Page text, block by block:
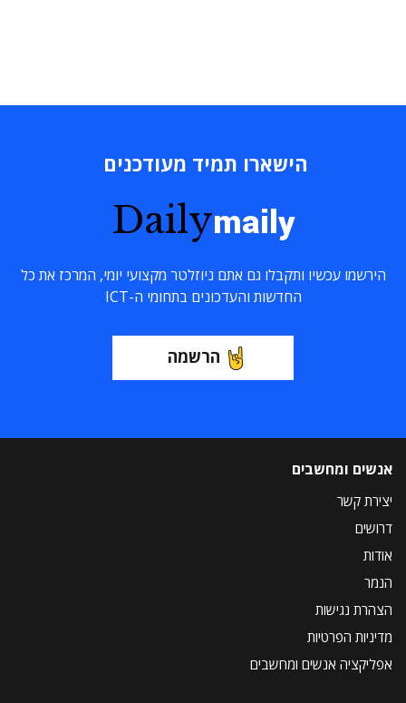
הישארו תמיד מעודכנים
Dailymaily
הירשמו עכשיו ותקבלו גם אתם ניוזלטר מקצועי יומי, המרכז את כל
החדשות והעדכונים בתחומי ה-ICT
הרשמה
אנשים ומחשבים
יצירת קשר
דרושים
אודות
הנמר
הצהרת נגישות
מדיניות הפרטיות
אפליקציה אנשים ומחשבים